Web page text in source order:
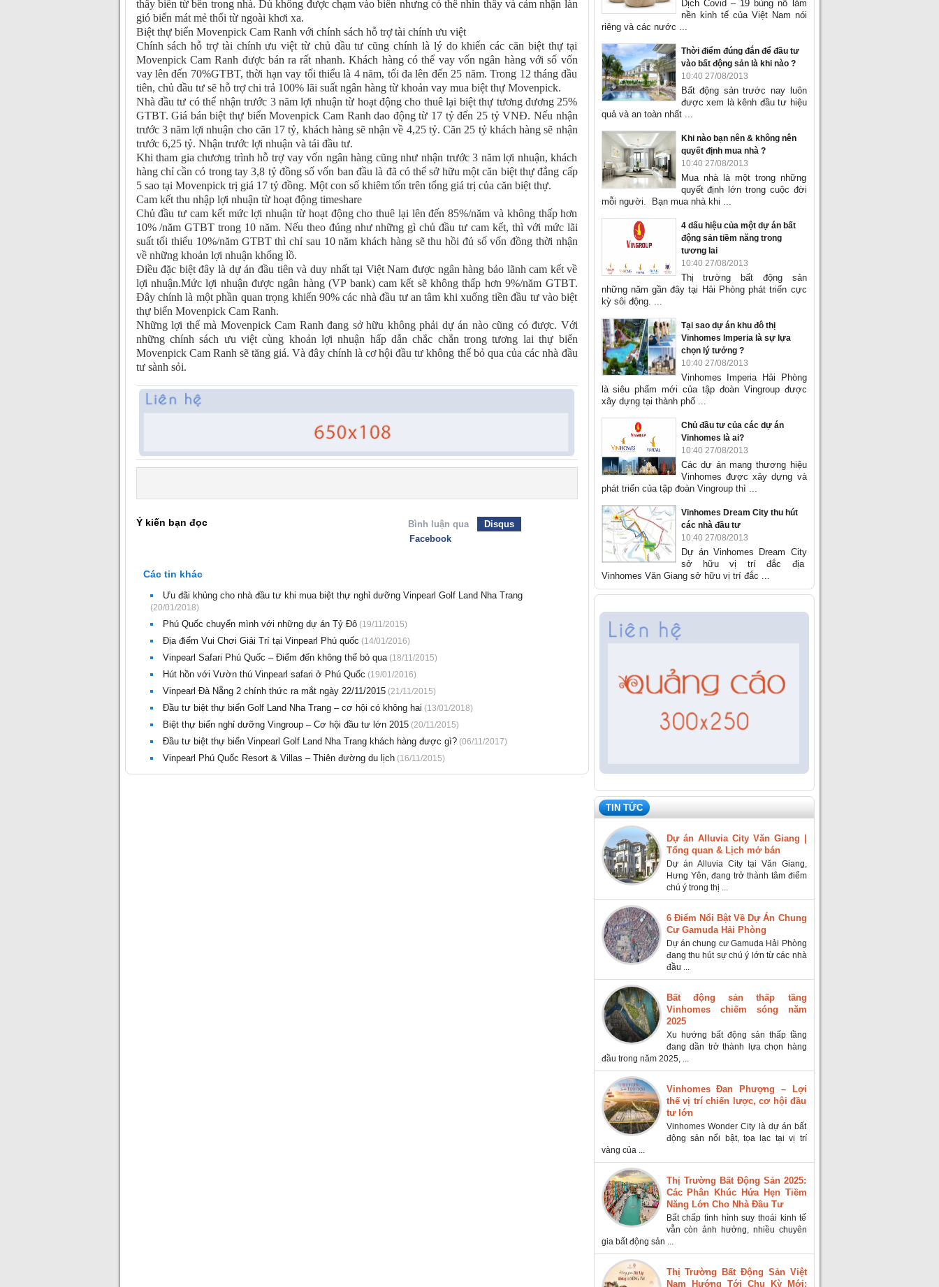
thấy biển từ bên trong nhà. Dù không được chạm vào biển nhưng có thể nhìn thấy và cảm nhận làn
gió biển mát mẻ thổi từ ngoài khơi xa.
Biệt thự biển Movenpick Cam Ranh với chính sách hỗ trợ tài chính ưu việt
Chính sách hỗ trợ tài chính ưu việt từ chủ đầu tư cũng chính là lý do khiến các căn biệt thự tại
Movenpick Cam Ranh được bán ra rất nhanh. Khách hàng có thể vay vốn ngân hàng với số vốn
vay lên đến 70%GTBT, thời hạn vay tối thiểu là 4 năm, tối đa lên đến 25 năm. Trong 12 tháng đầu
tiên, chủ đầu tư sẽ hỗ trợ chi trả 100% lãi suất ngân hàng từ khoản vay mua biệt thự Movenpick.
Nhà đầu tư có thể nhận trước 3 năm lợi nhuận từ hoạt động cho thuê lại biệt thự tương đương 25%
GTBT. Giá bán biệt thự biển Movenpick Cam Ranh dao động từ 17 tỷ đến 25 tỷ VNĐ. Nếu nhận
trước 3 năm lợi nhuận cho căn 17 tỷ, khách hàng sẽ nhận về 4,25 tỷ. Căn 25 tỷ khách hàng sẽ nhận
trước 6,25 tỷ. Nhận trước lợi nhuận và tái đầu tư.
Khi tham gia chương trình hỗ trợ vay vốn ngân hàng cũng như nhận trước 3 năm lợi nhuận, khách
hàng chỉ cần có trong tay 3,8 tỷ đồng số vốn ban đầu là đã có thể sở hữu một căn biệt thự đẳng cấp
5 sao tại Movenpick trị giá 17 tỷ đồng. Một con số khiêm tốn trên tổng giá trị của căn biệt thự.
Cam kết thu nhập lợi nhuận từ hoạt động timeshare
Chủ đầu tư cam kết mức lợi nhuận từ hoạt động cho thuê lại lên đến 85%/năm và không thấp hơn
10% /năm GTBT trong 10 năm. Nếu theo đúng như những gì chủ đầu tư cam kết, thì với mức lãi
suất tối thiểu 10%/năm GTBT thì chỉ sau 10 năm khách hàng sẽ thu hồi đủ số vốn đồng thời nhận
về những khoản lợi nhuận khổng lồ.
Điều đặc biệt đây là dự án đầu tiên và duy nhất tại Việt Nam được ngân hàng bảo lãnh cam kết về
lợi nhuận.Mức lợi nhuận được ngân hàng (VP bank) cam kết sẽ không thấp hơn 9%/năm GTBT.
Đây chính là một phần quan trọng khiến 90% các nhà đầu tư an tâm khi xuống tiền đầu tư vào biệt
thự biển Movenpick Cam Ranh.
Những lợi thế mà Movenpick Cam Ranh đang sở hữu không phải dự án nào cũng có được. Với
những chính sách ưu việt cùng khoản lợi nhuận hấp dẫn chắc chắn trong tương lai thự biển
Movenpick Cam Ranh sẽ tăng giá. Và đây chính là cơ hội đầu tư không thể bỏ qua của các nhà đầu
tư sành sỏi.
Ý kiến bạn đọc Bình luận qua
Disqus
Facebook
Các tin khác
Ưu đãi khủng cho nhà đầu tư khi mua biệt thự nghỉ dưỡng Vinpearl Golf Land Nha Trang
(20/01/2018)
Phú Quốc chuyển mình với những dự án Tỷ Đô(19/11/2015)
Địa điểm Vui Chơi Giải Trí tại Vinpearl Phú quốc (14/01/2016)
Vinpearl Safari Phú Quốc – Điểm đến không thể bỏ qua(18/11/2015)
Hút hồn với Vườn thú Vinpearl safari ở Phú Quốc (19/01/2016)
Vinpearl Đà Nẵng 2 chính thức ra mắt ngày 22/11/2015(21/11/2015)
Đầu tư biệt thự biển Golf Land Nha Trang – cơ hội có không hai (13/01/2018)
Biệt thự biển nghỉ dưỡng Vingroup – Cơ hội đầu tư lớn 2015(20/11/2015)
Đầu tư biệt thự biển Vinpearl Golf Land Nha Trang khách hàng được gì?(06/11/2017)
Vinpearl Phú Quốc Resort & Villas – Thiên đường du lịch(16/11/2015)
Dịch Covid – 19 bùng nổ làm
nền kinh tế của Việt Nam nói
riêng và các nước ...
Thời điểm đúng đắn để đầu tư
vào bất động sản là khi nào ?
10:40 27/08/2013
Bất động sản trước nay luôn
được xem là kênh đầu tư hiệu
quả và an toàn nhất ...
Khi nào bạn nên & không nên
quyết định mua nhà ?
10:40 27/08/2013
Mua nhà là một trong những
quyết định lớn trong cuộc đời
mỗi người. Bạn mua nhà khi ...
4 dấu hiệu của một dự án bất
động sản tiềm năng trong
tương lai
10:40 27/08/2013
Thị trường bất động sản
những năm gần đây tại Hải Phòng phát triển cực
kỳ sôi động. ...
Tại sao dự án khu đô thị
Vinhomes Imperia là sự lựa
chọn lý tưởng ?
10:40 27/08/2013
Vinhomes Imperia Hải Phòng
là siêu phẩm mới của tập đoàn Vingroup được
xây dựng tại thành phố ...
Chủ đầu tư của các dự án
Vinhomes là ai?
10:40 27/08/2013
Các dự án mang thương hiệu
Vinhomes được xây dựng và
phát triển của tập đoàn Vingroup thì ...
Vinhomes Dream City thu hút
các nhà đầu tư
10:40 27/08/2013
Dự án Vinhomes Dream City
sở hữu vị trí đắc địa
Vinhomes Văn Giang sở hữu vị trí đắc ...
TIN TỨC
Dự án Alluvia City Văn Giang |
Tổng quan & Lịch mở bán
Dự án Alluvia City tại Văn Giang,
Hưng Yên, đang trở thành tâm điểm
chú ý trong thị ...
6 Điểm Nổi Bật Về Dự Án Chung
Cư Gamuda Hải Phòng
Dự án chung cư Gamuda Hải Phòng
đang thu hút sự chú ý lớn từ các nhà
đầu ...
Bất động sản thấp tầng
Vinhomes chiếm sóng năm
2025
Xu hướng bất động sản thấp tầng
đang dần trở thành lựa chọn hàng
đầu trong năm 2025, ...
Vinhomes Đan Phượng – Lợi
thế vị trí chiến lược, cơ hội đầu
tư lớn
Vinhomes Wonder City là dự án bất
động sản nổi bật, tọa lạc tại vị trí
vàng của ...
Thị Trường Bất Động Sản 2025:
Các Phân Khúc Hứa Hẹn Tiềm
Năng Lớn Cho Nhà Đầu Tư
Bất chấp tình hình suy thoái kinh tế
vẫn còn ảnh hưởng, nhiều chuyên
gia bất động sản ...
Thị Trường Bất Động Sản Việt
Nam Hướng Tới Chu Kỳ Mới: